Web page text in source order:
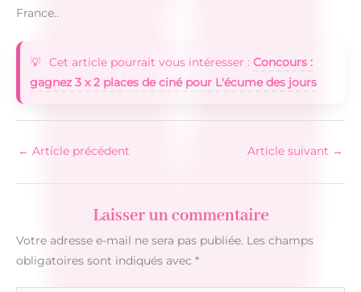
France..
Cet article pourrait vous intéresser : Concours :
gagnez 3 x 2 places de ciné pour L'écume des jours
← Article précédent Article suivant →
Laisser un commentaire
Votre adresse e-mail ne sera pas publiée. Les champs
obligatoires sont indiqués avec *